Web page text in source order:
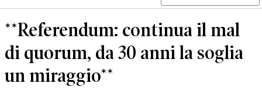
**Referendum: continua il mal
di quorum, da 30 anni la soglia
un miraggio**